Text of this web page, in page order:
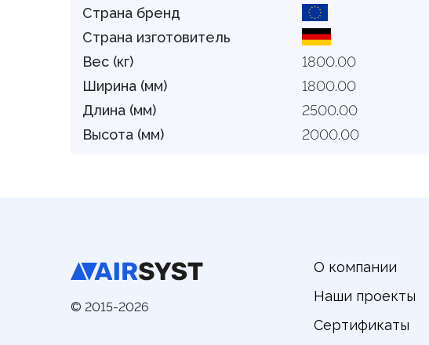
Страна бренд
Страна изготовитель
Вес (кг)
1800.00
Ширина (мм)
1800.00
Длина (мм)
2500.00
Высота (мм)
2000.00
© 2015-2026
О компании
Наши проекты
Сертификаты